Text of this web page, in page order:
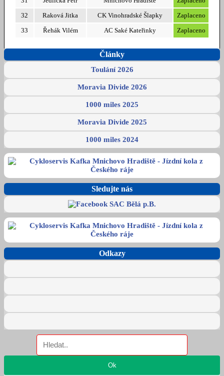
32
Raková Jitka CK Vinohradské Šlapky
Zaplaceno
33
Řehák Vilém AC Saké Kateřinky Zaplaceno
Články
Toulání 2026
Moravia Divide 2026
1000 miles 2025
Moravia Divide 2025
1000 miles 2024
Sledujte nás
Odkazy